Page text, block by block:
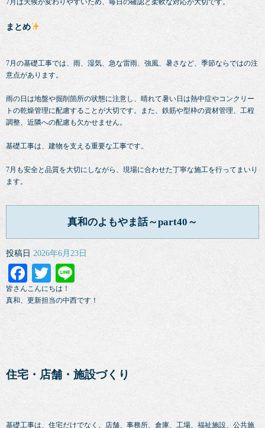
7月は天候が変わりやすいため、毎日の確認と柔軟な対応が大切です。
まとめ
7月の基礎工事では、雨、湿気、急な雷雨、強風、暑さなど、季節ならではの注
意点があります。
雨の日は地盤や掘削箇所の状態に注意し、晴れて暑い日は熱中症やコンクリー
トの乾燥管理に配慮することが大切です。また、鉄筋や型枠の資材管理、工程
調整、近隣への配慮も欠かせません。
基礎工事は、建物を支える重要な工事です。
7月も安全と品質を大切にしながら、現場に合わせた丁寧な施工を行ってまいり
ます。
真和のよもやま話～part40～
投稿日 2026年6月23日
Facebook
Twitter
皆さんこんにちは！
真和、更新担当の中西です！
住宅・店舗・施設づくり
基礎工事は、住宅だけでなく、店舗、事務所、倉庫、工場、福祉施設、公共施